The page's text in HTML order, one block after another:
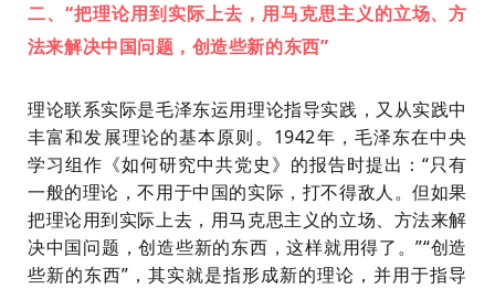
二、“把理论用到实际上去， 用马克思主义的立场、方
法来解决中国问题， 创造些新的东西”
理论联系实际是毛泽东运用理论指导实践，又从实践中
丰富和发展理论的基本原则。 1942年，毛泽东在中央
学习组作《如何研究中共党史》的报告时提出：“只有
一般的理论，不用于中国的实际，打不得敌人。但如果
把理论用到实际上去，用马克思主义的立场、方法来解
决中国问题，创造些新的东西，这样就用得了。”“创造
些新的东西”，其实就是指形成新的理论，并用于指导